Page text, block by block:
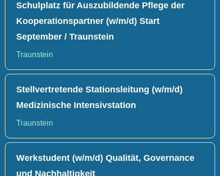
Schulplatz für Auszubildende Pflege der
Kooperationspartner (w/m/d) Start
September / Traunstein
Traunstein
Stellvertretende Stationsleitung (w/m/d)
Medizinische Intensivstation
Traunstein
Werkstudent (w/m/d) Qualität, Governance
und Nachhaltigkeit